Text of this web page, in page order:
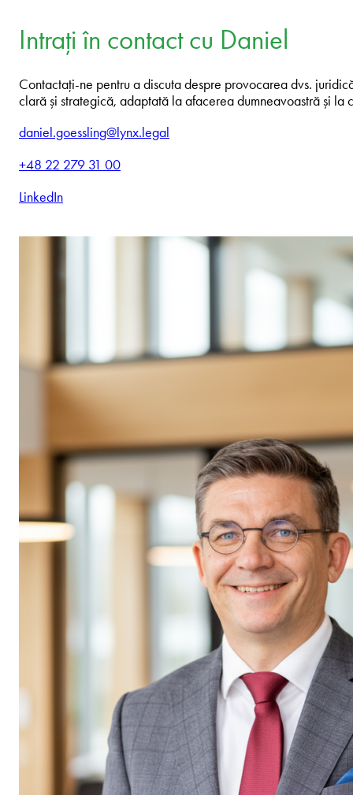
Intrați în contact cu Daniel
Contactați-ne pentru a discuta despre provocarea dvs.
clară și strategică, adaptată la afacerea dumneavoastră și la
daniel.goessling@lynx.legal
+48 22 279 31 00
LinkedIn